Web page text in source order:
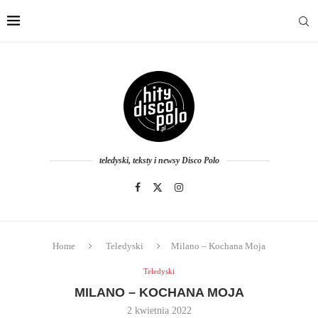
teledyski, teksty i newsy Disco Polo
Home Teledyski Milano – Kochana Moja
Teledyski
MILANO – KOCHANA MOJA
2 kwietnia 2022